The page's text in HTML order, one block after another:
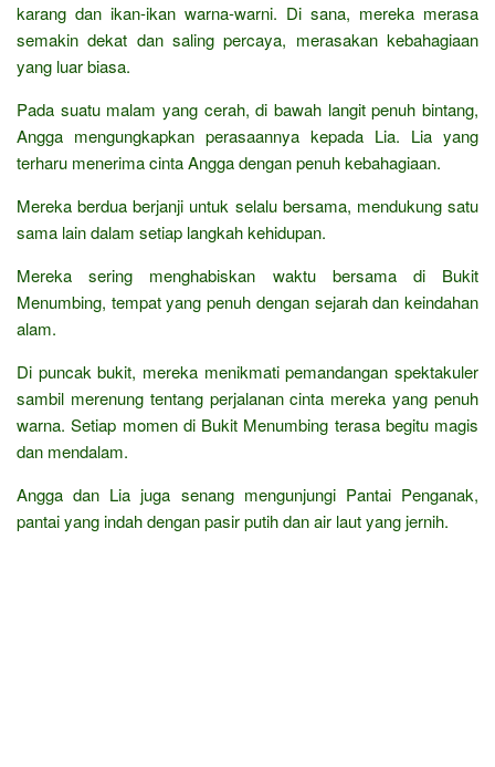
karang dan ikan-ikan warna-warni. Di sana, mereka merasa
semakin dekat dan saling percaya, merasakan kebahagiaan
yang luar biasa.
Pada suatu malam yang cerah, di bawah langit penuh bintang,
Angga mengungkapkan perasaannya kepada Lia. Lia yang
terharu menerima cinta Angga dengan penuh kebahagiaan.
Mereka berdua berjanji untuk selalu bersama, mendukung satu
sama lain dalam setiap langkah kehidupan.
Mereka sering menghabiskan waktu bersama di Bukit
Menumbing, tempat yang penuh dengan sejarah dan keindahan
alam.
Di puncak bukit, mereka menikmati pemandangan spektakuler
sambil merenung tentang perjalanan cinta mereka yang penuh
warna. Setiap momen di Bukit Menumbing terasa begitu magis
dan mendalam.
Angga dan Lia juga senang mengunjungi Pantai Penganak,
pantai yang indah dengan pasir putih dan air laut yang jernih.